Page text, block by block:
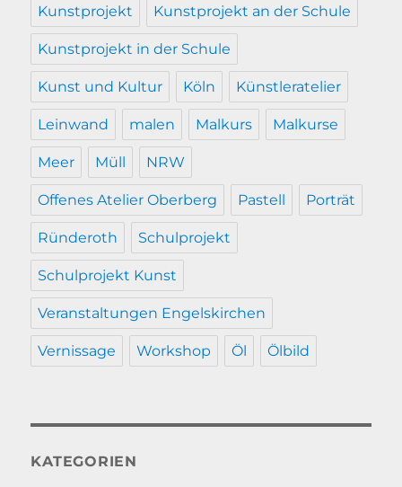
Kunstprojekt Kunstprojekt an der Schule
Kunstprojekt in der Schule
Kunst und Kultur Köln Künstleratelier
Leinwand malen Malkurs Malkurse
Meer Müll NRW
Offenes Atelier Oberberg Pastell Porträt
Ründeroth Schulprojekt
Schulprojekt Kunst
Veranstaltungen Engelskirchen
Vernissage Workshop Öl Ölbild
KATEGORIEN